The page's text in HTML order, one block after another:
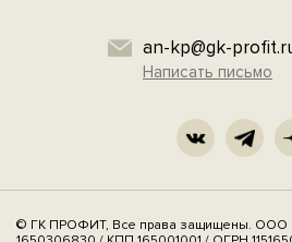
an-kp@gk-
Написать письмо
© ГК ПРОФИТ, Все права защищены. ООО